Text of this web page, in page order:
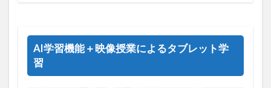
AI学習機能＋映像授業によるタブレット学
習